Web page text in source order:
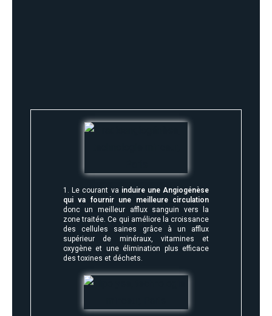
1. Le courant va induire une Angiogénèse
qui va fournir une meilleure circulation
donc un meilleur afflux sanguin vers la
zone traitée. Ce qui améliore la croissance
des cellules saines grâce à un afflux
supérieur de minéraux, vitamines et
oxygène et une élimination plus efficace
des toxines et déchets.